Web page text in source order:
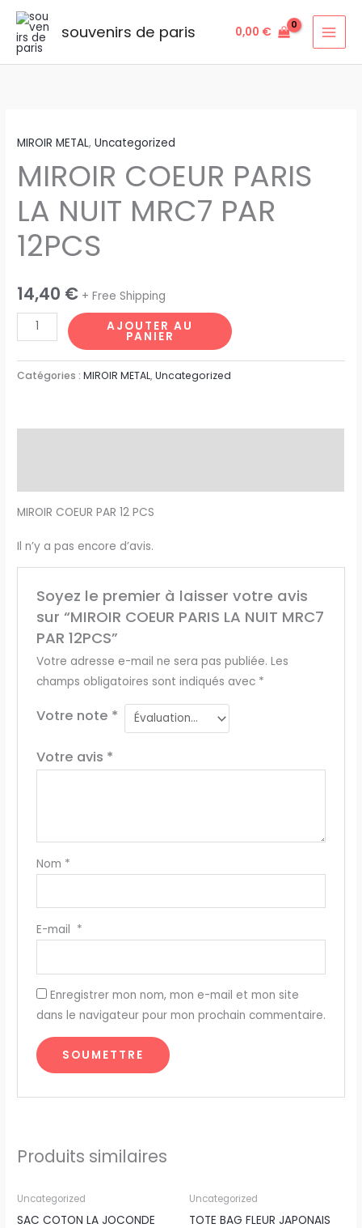
Aller
contenu
souvenirs de paris 0,00 €
MIROIR METAL,Uncategorized
MIROIR COEUR PARIS
LA NUIT MRC7 PAR
12PCS
14,40 € + Free Shipping
de
MIROIR
COEUR
PARIS
LA
NUIT
PAR
12PCS
AJOUTER AU
PANIER
Catégories :MIROIR METAL,Uncategorized
MIROIR COEUR PAR 12 PCS
Il n’y a pas encore d’avis.
Soyez le premier à laisser votre avis
sur “MIROIR COEUR PARIS LA NUIT MRC7
PAR 12PCS”
Votre adresse e-mail ne sera pas publiée. Les
champs obligatoires sont indiqués avec *
Votre note *
Votre avis *
Nom *
E-mail *
Enregistrer mon nom, mon e-mail et mon site
dans le navigateur pour mon prochain commentaire.
Produits similaires
Uncategorized
SAC COTON LA JOCONDE
quantité
de
Uncategorized
TOTE BAG FLEUR JAPONAIS
quantité
de